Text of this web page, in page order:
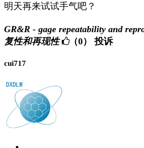
明天再来试试手气吧？
GR&R - gage repeatability and
复性和再现性
（0） 投诉
cui717